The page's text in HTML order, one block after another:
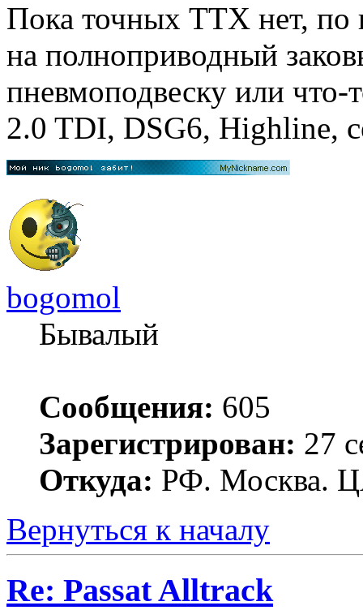
Пока точных ТТХ нет, по
на полноприводный
пневмоподвеску или что-
2.0 TDI, DSG6, Highline,
bogomol
Бывалый
Сообщения: 605
Зарегистрирован: 27
Откуда: РФ. Москва.
Вернуться к началу
Re: Passat Alltrack